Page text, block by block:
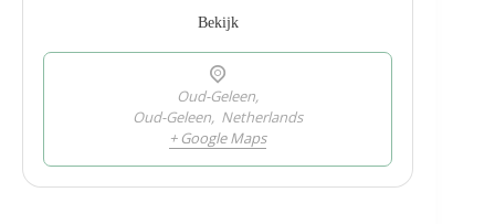
Bekijk
Oud-Geleen,
Oud-Geleen, Netherlands
+ Google Maps